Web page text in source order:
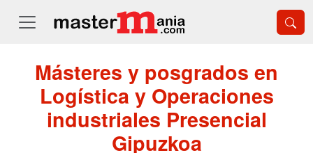
Másteres y posgrados en
Logística y Operaciones
industriales Presencial
Gipuzkoa